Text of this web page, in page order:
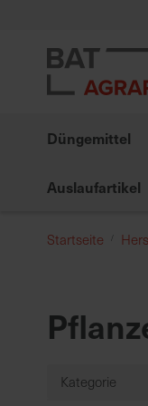
springen
Düngemittel
Auslaufartikel
Startseite
Kategorie